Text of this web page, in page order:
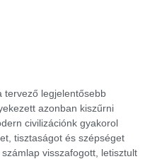
tervező legjelentősebb
azonban kiszűrni
civilizációnk gyakorol
tisztaságot és szépséget
visszafogott, letisztult